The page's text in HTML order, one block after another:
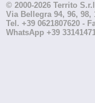
© 2000-2026 Territo
Via Bellegra 94, 96, 98,
Tel. +39 0621807620 -
WhatsApp +39